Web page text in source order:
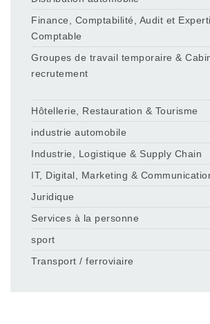
Finance, Comptabilité, Audit et
Comptable
Groupes de travail temporaire &
recrutement
Hôtellerie, Restauration & Tourisme
industrie automobile
Industrie, Logistique & Supply Chain
IT, Digital, Marketing &
Juridique
Services à la personne
sport
Transport / ferroviaire